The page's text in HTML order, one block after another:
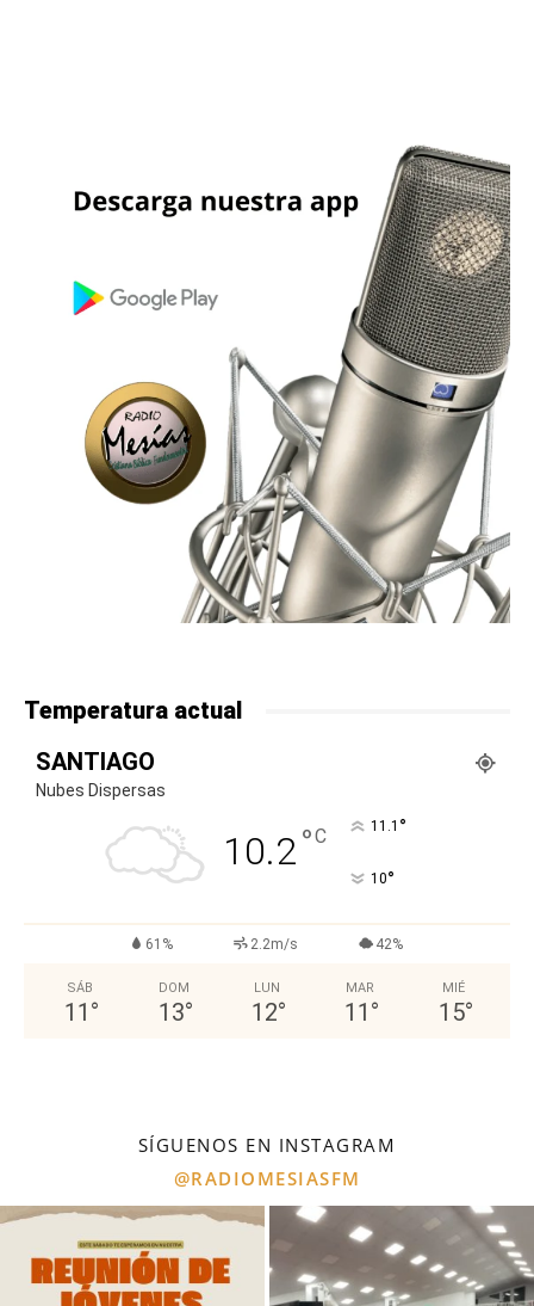
Temperatura actual
SANTIAGO
Nubes Dispersas
10.2°C 11.1 °
10°
61% 2.2m/s 42%
SÁB
11 °
DOM
13°
LUN
12°
MAR
11 °
MIÉ
15°
SÍGUENOS EN INSTAGRAM
@RADIOMESIASFM